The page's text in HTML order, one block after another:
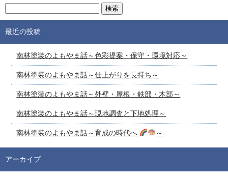
最近の投稿
南林塗装のよもやま話～色彩提案・保守・環境対応～
南林塗装のよもやま話～仕上がりを長持ち～
南林塗装のよもやま話～外壁・屋根・鉄部・木部～
南林塗装のよもやま話～現地調査と下地処理～
南林塗装のよもやま話～育成の時代へ ～
アーカイブ